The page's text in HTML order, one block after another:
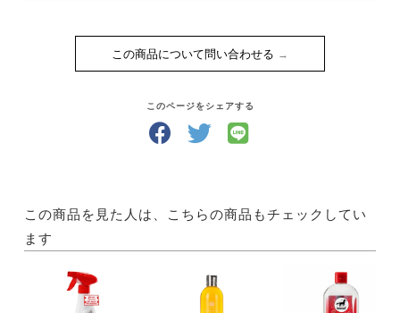
この商品について問い合わせる
このページをシェアする
この商品を見た人は、こちらの商品もチェックしてい
ます